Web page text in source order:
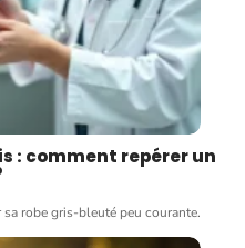
: comment repérer un
robe gris-bleuté peu courante.